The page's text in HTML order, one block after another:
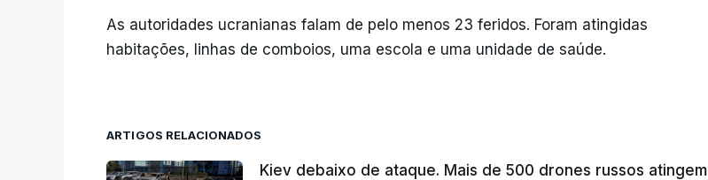
As autoridades ucranianas falam de pelo menos 23 feridos. Foram atingidas
habitações, linhas de comboios, uma escola e uma unidade de saúde.
ARTIGOS RELACIONADOS
Kiev debaixo de ataque. Mais de 500 drones russos atingem